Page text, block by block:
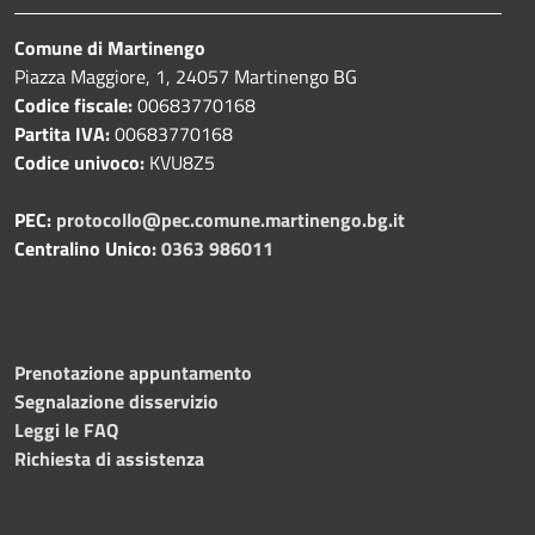
Comune di Martinengo
Piazza Maggiore, 1, 24057 Martinengo BG
Codice fiscale:00683770168
Partita IVA:00683770168
Codice univoco: KVU8Z5
PEC: protocollo@pec.comune.martinengo.bg.it
Centralino Unico:0363 986011
Prenotazione appuntamento
Segnalazione disservizio
Leggi le FAQ
Richiesta di assistenza